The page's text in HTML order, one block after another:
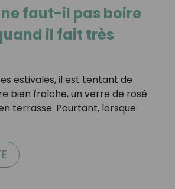
faut-il pas boire
il fait très
estivales, il est tentant de
bien fraîche, un verre de rosé
terrasse. Pourtant, lorsque